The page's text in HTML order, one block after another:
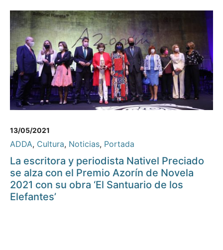
13/05/2021
ADDA, Cultura, Noticias, Portada
La escritora y periodista Nativel Preciado
se alza con el Premio Azorín de Novela
2021 con su obra ‘El Santuario de los
Elefantes’